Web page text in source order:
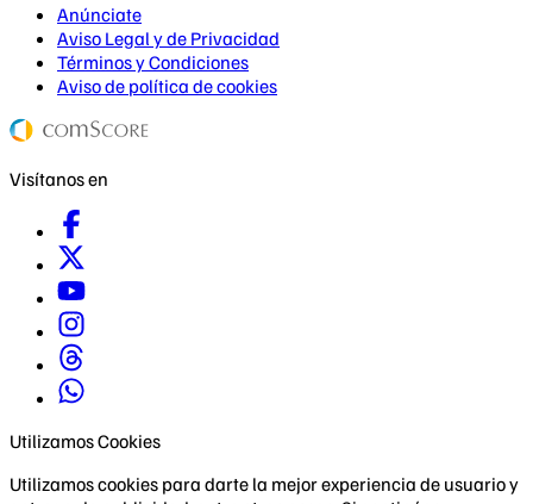
Anúnciate
Aviso Legal y de Privacidad
Términos y Condiciones
Aviso de política de cookies
Visítanos en
Utilizamos Cookies
Utilizamos cookies para darte la mejor experiencia de usuario y